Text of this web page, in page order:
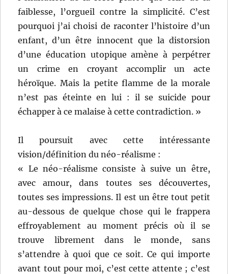
faiblesse, l’orgueil contre la simplicité. C’est
pourquoi j’ai choisi de raconter l’histoire d’un
enfant, d’un être innocent que la distorsion
d’une éducation utopique amène à perpétrer
un crime en croyant accomplir un acte
héroïque. Mais la petite flamme de la morale
n’est pas éteinte en lui : il se suicide pour
échapper à ce malaise à cette contradiction. »
Il poursuit avec cette intéressante
vision/définition du néo-réalisme :
« Le néo-réalisme consiste à suive un être,
avec amour, dans toutes ses découvertes,
toutes ses impressions. Il est un être tout petit
au-dessous de quelque chose qui le frappera
effroyablement au moment précis où il se
trouve librement dans le monde, sans
s’attendre à quoi que ce soit. Ce qui importe
avant tout pour moi, c’est cette attente ; c’est